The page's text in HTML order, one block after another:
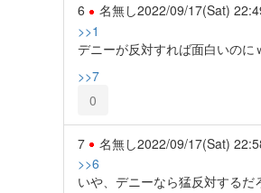
6 名無し2022/09/17(Sat)
>>1
デニーが反対すれば面白いのに
>>7
0
7 名無し2022/09/17(Sat)
>>6
いや、デニーなら猛反対するだ